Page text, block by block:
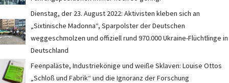
Dienstag, der 23. August 2022: Aktivisten kleben sich an
„Sixtinische Madonna“, Sparpolster der Deutschen
weggeschmolzen und offiziell rund 970.000 Ukraine-Flüchtlinge in
Deutschland
Feenpaläste, Industriekönige und weiße Sklaven: Louise Ottos
„Schloß und Fabrik“ und die Ignoranz der Forschung